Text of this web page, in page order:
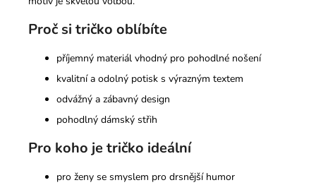
Proč si tričko oblíbíte
příjemný materiál vhodný pro pohodlné nošení
kvalitní a odolný potisk s výrazným textem
odvážný a zábavný design
pohodlný dámský střih
Pro koho je tričko ideální
pro ženy se smyslem pro drsnější humor